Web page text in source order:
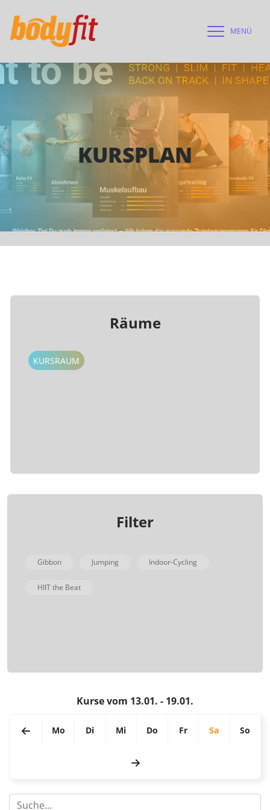
MENÜ
KURSPLAN
Räume
KURSRAUM
Filter
Gibbon Jumping Indoor-Cycling
HIIT the Beat
Kurse vom 13.01. - 19.01.
Mo Di Mi Do Fr Sa So